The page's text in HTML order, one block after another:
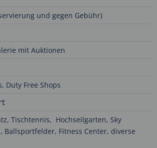
und gegen Gebühr)
mit Auktionen
Duty Free Shops
Tischtennis, Hochseilgarten, Sky
Ballsportfelder, Fitness Center, diverse